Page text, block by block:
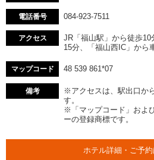
電話番号 084-923-7511
アクセス
JR「福山駅」から徒歩
15分、「福山西IC」から
マップコード 48 539 861*07
備考
※アクセスは、駅出口か
す。
※「マップコード」およ
ーの登録商標です。
ホテル詳細・ご予約